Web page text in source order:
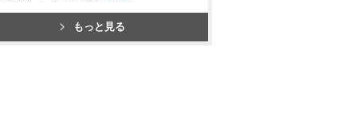
もっと見る